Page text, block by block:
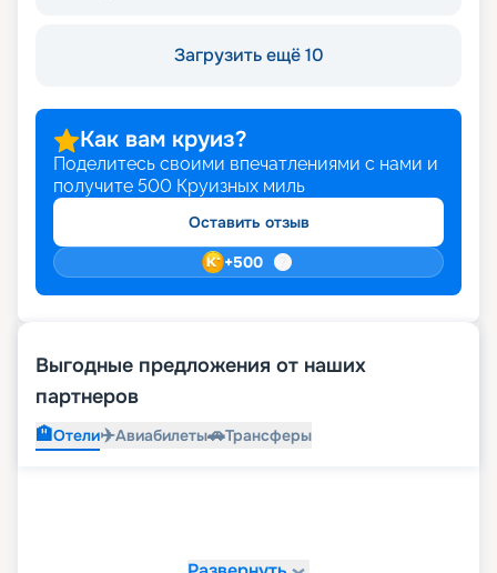
Загрузить ещё 10
Как вам круиз?
Поделитесь своими впечатлениями с нами и
получите 500 Круизных миль
Оставить отзыв
+500
Выгодные предложения от наших
партнеров
🏨Отели✈️Авиабилеты🚗Трансферы